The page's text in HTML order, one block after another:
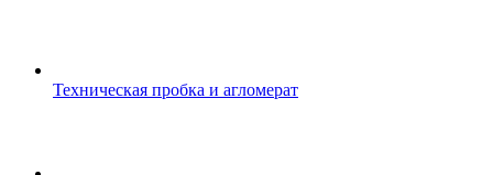
Техническая пробка и агломерат